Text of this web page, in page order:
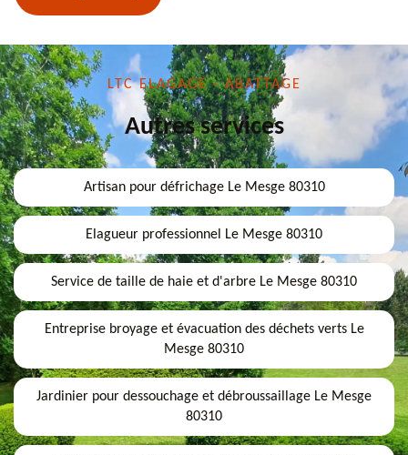
LTC ELAGAGE - ABATTAGE
Autres services
Artisan pour défrichage Le Mesge 80310
Elagueur professionnel Le Mesge 80310
Service de taille de haie et d'arbre Le Mesge 80310
Entreprise broyage et évacuation des déchets verts Le
Mesge 80310
Jardinier pour dessouchage et débroussaillage Le Mesge
80310